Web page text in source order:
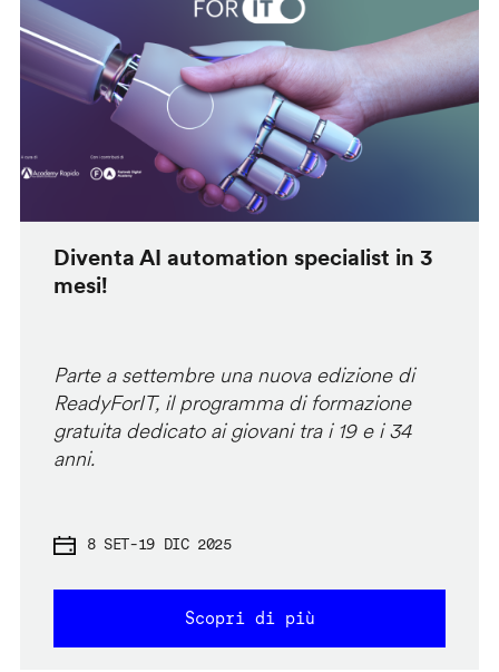
Diventa AI automation specialist in 3
mesi!
Parte a settembre una nuova edizione di
ReadyForIT, il programma di formazione
gratuita dedicato ai giovani tra i 19 e i 34
anni.
8 SET-19 DIC 2025
Scopri di più